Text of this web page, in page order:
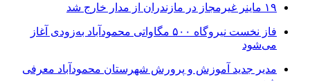
۱۹ ماینر غیرمجاز در مازندران از مدار خارج شد
فاز نخست نیروگاه ۵۰۰ مگاواتی محمودآباد به‌زودی آغاز
می‌شود
مدیر جدید آموزش و پرورش شهرستان محمودآباد معرفی